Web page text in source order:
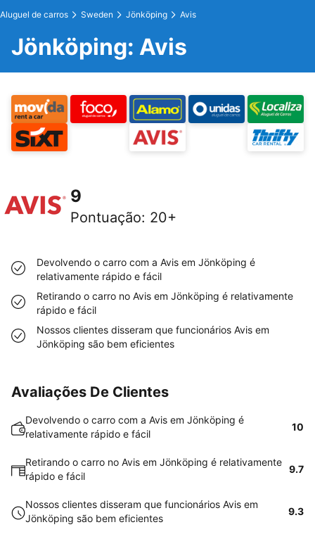
Aluguel de carros Sweden Jönköping Avis
Jönköping: Avis
9
Pontuação: 20+
Devolvendo o carro com a Avis em Jönköping é
relativamente rápido e fácil
Retirando o carro no Avis em Jönköping é relativamente
rápido e fácil
Nossos clientes disseram que funcionários Avis em
Jönköping são bem eficientes
Avaliações De Clientes
Devolvendo o carro com a Avis em Jönköping é
relativamente rápido e fácil
10
Retirando o carro no Avis em Jönköping é relativamente
rápido e fácil
9.7
Nossos clientes disseram que funcionários Avis em
Jönköping são bem eficientes
9.3